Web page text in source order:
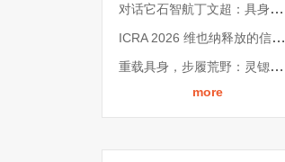
对话它石智航丁文超：具身智能，如何迈进「2.0时代」？| ICRA 2026
ICRA 2026 维也纳释放的信号：具身智能不拼单点，原力灵机押注的是一整套系统
重载具身，步履荒野：灵锶智能肖恺受邀ICRA 2026发表主题演讲，定义野外自主新高度
more